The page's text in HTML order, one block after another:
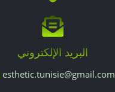
البريد الإلكتروني
esthetic.tunisie@gmail.com